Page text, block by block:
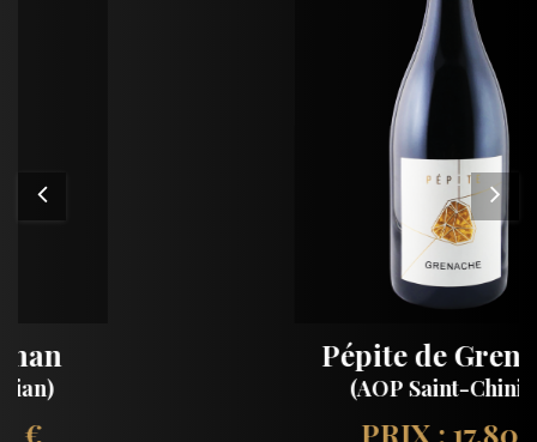
Pépite de Grenache
(AOP Saint-Chinian)
PRIX : 17.80 €